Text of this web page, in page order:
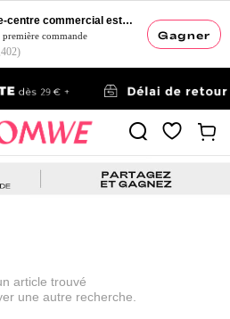
Gagner
ROMWE - Votre e-centre commercial esthétique
commande
article trouvé
une autre recherche.